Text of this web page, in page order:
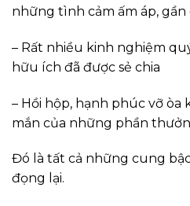
những tình cảm ấm áp, gần
– Rất nhiều kinh nghiệm
hữu ích đã được sẻ chia
– Hồi hộp, hạnh phúc vỡ òa
mắn của những phần
Đó là tất cả những cung
đọng lại.